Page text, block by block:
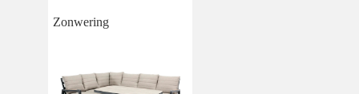
Zonwering